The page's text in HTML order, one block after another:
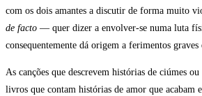
com os dois amantes a discutir de forma muito
de facto — quer dizer a envolver-se numa luta
consequentemente dá origem a ferimentos graves
As canções que descrevem histórias de ciúmes
livros que contam histórias de amor que acabam